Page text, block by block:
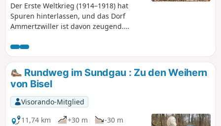
Der Erste Weltkrieg (1914–1918) hat
Spuren hinterlassen, und das Dorf
Ammertzwiller ist davon zeugend.
ergehen Sie auf diesem Gedenkweg
anhand verschiedener Überreste und
Geschichten mehr über diesen Konflikt.
Rundweg im Sundgau : Zu den Weihern
von Bisel
Visorando-Mitglied
11,74 km
+30 m
-30 m